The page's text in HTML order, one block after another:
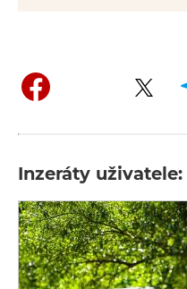
Inzeráty uživatele: